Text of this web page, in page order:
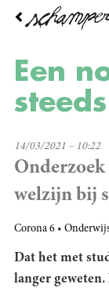
Overslaan
inhoud
Een noodkreet die
14/03/2021 – 10:22
welzijn bij
Corona 6
Dat het met
langer